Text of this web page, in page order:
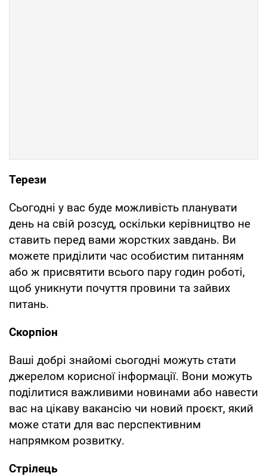
Терези
Сьогодні у вас буде можливість планувати
день на свій розсуд, оскільки керівництво не
ставить перед вами жорстких завдань. Ви
можете приділити час особистим питанням
або ж присвятити всього пару годин роботі,
щоб уникнути почуття провини та зайвих
питань.
Скорпіон
Ваші добрі знайомі сьогодні можуть стати
джерелом корисної інформації. Вони можуть
поділитися важливими новинами або навести
вас на цікаву вакансію чи новий проєкт, який
може стати для вас перспективним
напрямком розвитку.
Стрілець